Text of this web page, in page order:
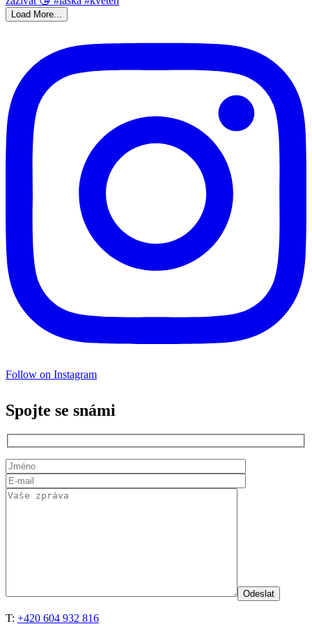
Load More...
Follow on Instagram
Spojte se snámi
T: +420 604 932 816